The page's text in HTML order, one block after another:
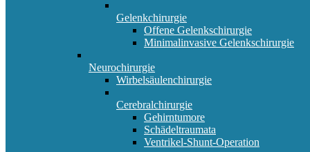
Gelenkchirurgie
Offene Gelenkschirurgie
Minimalinvasive Gelenkschirurgie
Neurochirurgie
Wirbelsäulenchirurgie
Cerebralchirurgie
Gehirntumore
Schädeltraumata
Ventrikel-Shunt-Operation